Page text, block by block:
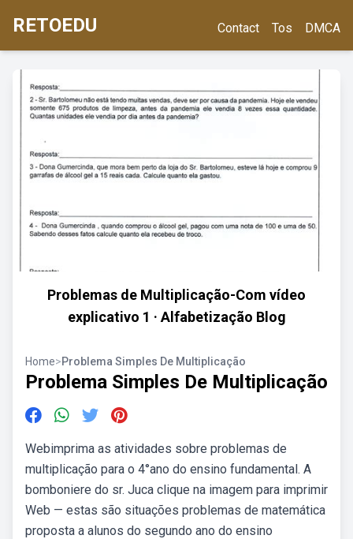
RETOEDU Contact Tos DMCA
Problemas de Multiplicação-Com vídeo
explicativo 1 · Alfabetização Blog
Home>Problema Simples De Multiplicação
Problema Simples De Multiplicação
Webimprima as atividades sobre problemas de
multiplicação para o 4°ano do ensino fundamental. A
bomboniere do sr. Juca clique na imagem para imprimir
Web — estas são situações problemas de matemática
proposta a alunos do segundo ano do ensino